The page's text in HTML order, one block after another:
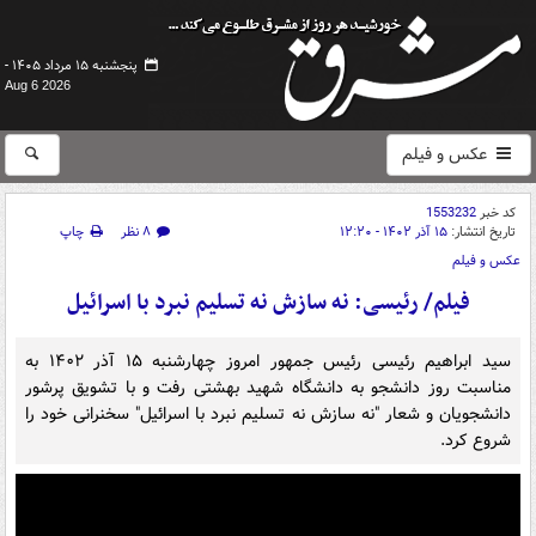
پنجشنبه ۱۵ مرداد ۱۴۰۵ -
Aug 6 2026
عکس و فیلم
کد خبر1553232
تاریخ انتشار: ۱۵ آذر ۱۴۰۲ - ۱۲:۲۰ ۸ نظر
چاپ
عکس و فیلم
فیلم/ رئیسی: نه سازش نه تسلیم نبرد با اسرائیل
سید ابراهیم رئیسی رئیس جمهور امروز چهارشنبه ۱۵ آذر ۱۴۰۲ به
مناسبت روز دانشجو به دانشگاه شهید بهشتی رفت و با تشویق پرشور
دانشجویان و شعار "نه سازش نه تسلیم نبرد با اسرائیل" سخنرانی خود را
شروع کرد.